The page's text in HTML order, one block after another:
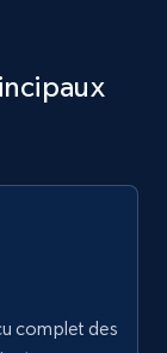
complet des